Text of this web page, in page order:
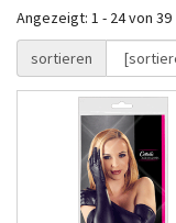
Angezeigt: 1 - 24 von 39
sortieren